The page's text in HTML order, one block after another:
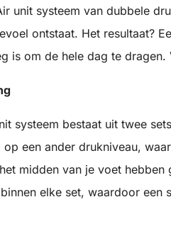
unit systeem van dubbele
ontstaat. Het resultaat?
is om de hele dag te dragen.
systeem bestaat uit twee
een ander drukniveau,
midden van je voet hebben
elke set, waardoor een